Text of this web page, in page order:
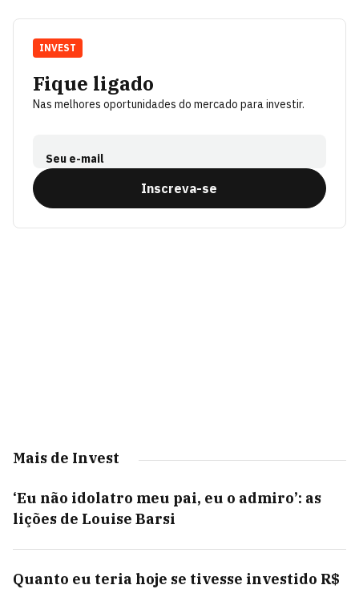
Fique ligado
Nas melhores oportunidades do mercado para investir.
Seu e-mail
Inscreva-se
INVEST
Mais de Invest
‘Eu não idolatro meu pai, eu o admiro’: as
lições de Louise Barsi
Quanto eu teria hoje se tivesse investido R$